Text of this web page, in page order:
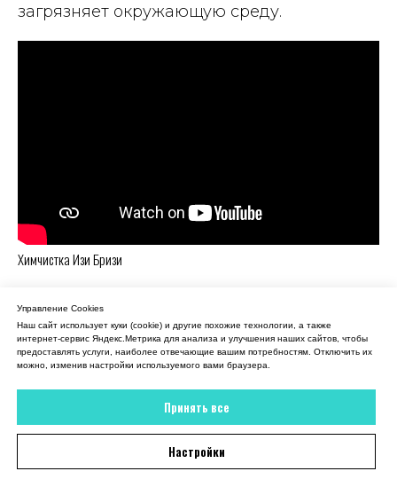
загрязняет окружающую среду.
Химчистка Изи Бризи
Бесплатная доставка вещей
из химчистки
Управление Cookies
Наш сайт использует куки (cookie) и другие похожие технологии, а также
интернет-сервис Яндекс.Метрика для анализа и улучшения наших сайтов, чтобы
предоставлять услуги, наиболее отвечающие вашим потребностям. Отключить их
можно, изменив настройки используемого вами браузера.
Принять все
Настройки